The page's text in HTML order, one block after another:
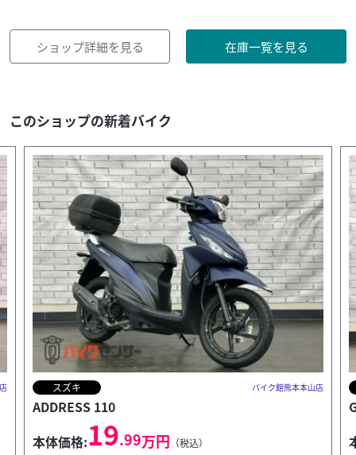
ショップ詳細を見る 在庫一覧を見る
このショップの新着バイク
ホンダ バイク館熊本本山店
GB350
本体価格:52.99万円 （税込）